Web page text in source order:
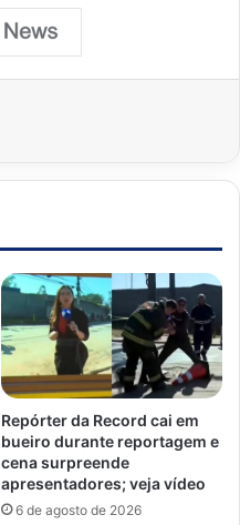
Repórter da Record cai em
bueiro durante reportagem e
cena surpreende
apresentadores; veja vídeo
6 de agosto de 2026